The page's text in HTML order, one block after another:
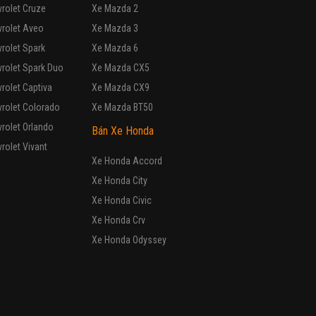
Cruze
Aveo
Spark
Spark Duo
Captiva
Colorado
Orlando
Vivant
Xe Mazda 2
Xe Mazda 3
Xe Mazda 6
Xe Mazda CX5
Xe Mazda CX9
Xe Mazda BT50
Bán Xe Honda
Xe Honda Accord
Xe Honda City
Xe Honda Civic
Xe Honda Crv
Xe Honda Odyssey